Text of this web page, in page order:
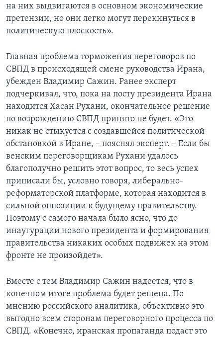
на них выдвигаются в основном экономические
претензии, но они легко могут перекинуться в
политическую плоскость».
Главная проблема торможения переговоров по
СВПД в происходящей смене руководства Ирана,
убежден Владимир Сажин. Ранее эксперт
подчеркивал, что, пока на посту президента Ирана
находится Хасан Рухани, окончательное решение
по возрождению СВПД принято не будет. «Это
никак не стыкуется с создавшейся политической
обстановкой в Иране, – пояснял эксперт. – Если бы
венским переговорщикам Рухани удалось
благополучно решить этот вопрос, то весь успех
приписали бы, условно говоря, либерально-
реформаторской платформе, которая находится в
сильной оппозиции к будущему правительству.
Поэтому с самого начала было ясно, что до
инаугурации нового президента и формирования
правительства никаких особых подвижек на этом
фронте не произойдет».
Вместе с тем Владимир Сажин надеется, что в
конечном итоге проблема будет решена. По
мнению российского аналитика, объективно это
выгодно всем сторонам переговорного процесса по
СВПД. «Конечно, иранская пропаганда подаст это